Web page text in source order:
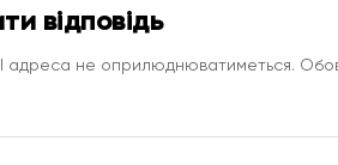
відповідь
не оприлюднюватиметься.